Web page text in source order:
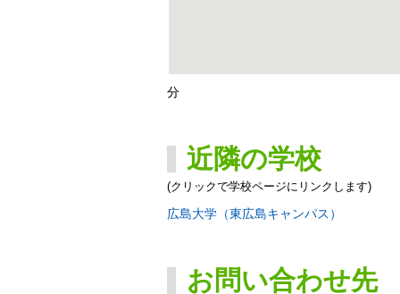
分
近隣の学校
(クリックで学校ページにリンクします)
広島大学（東広島キャンパス）
お問い合わせ先